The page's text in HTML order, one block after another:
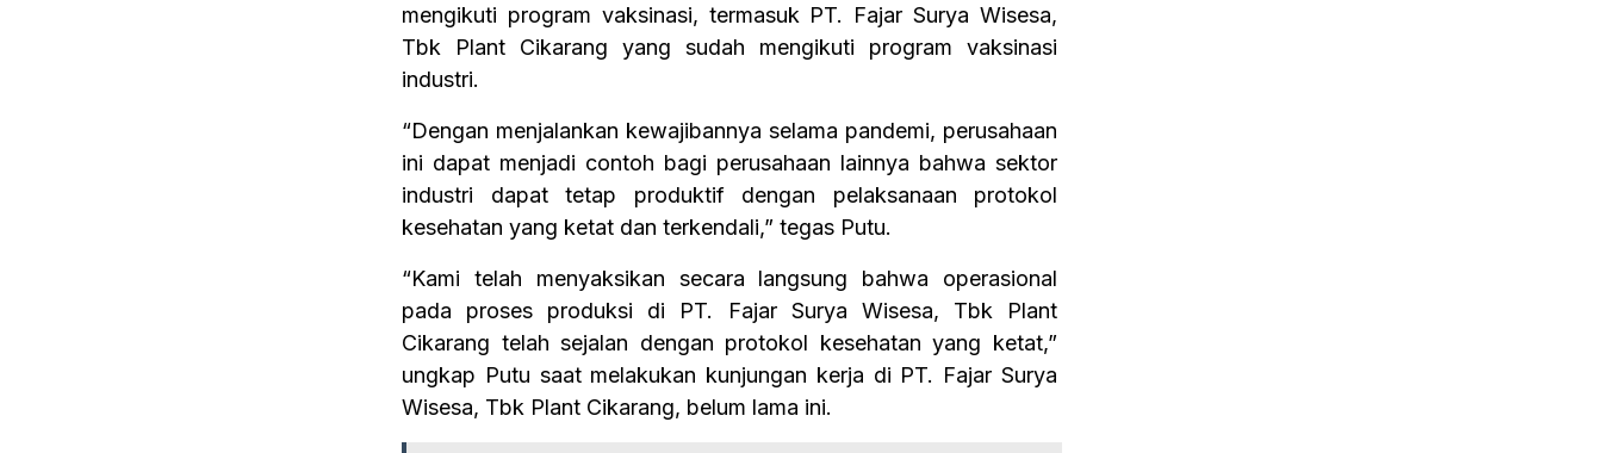
mengikuti program vaksinasi, termasuk PT. Fajar Surya Wisesa,
Tbk Plant Cikarang yang sudah mengikuti program vaksinasi
industri.
“Dengan menjalankan kewajibannya selama pandemi, perusahaan
ini dapat menjadi contoh bagi perusahaan lainnya bahwa sektor
industri dapat tetap produktif dengan pelaksanaan protokol
kesehatan yang ketat dan terkendali,” tegas Putu.
“Kami telah menyaksikan secara langsung bahwa operasional
pada proses produksi di PT. Fajar Surya Wisesa, Tbk Plant
Cikarang telah sejalan dengan protokol kesehatan yang ketat,”
ungkap Putu saat melakukan kunjungan kerja di PT. Fajar Surya
Wisesa, Tbk Plant Cikarang, belum lama ini.